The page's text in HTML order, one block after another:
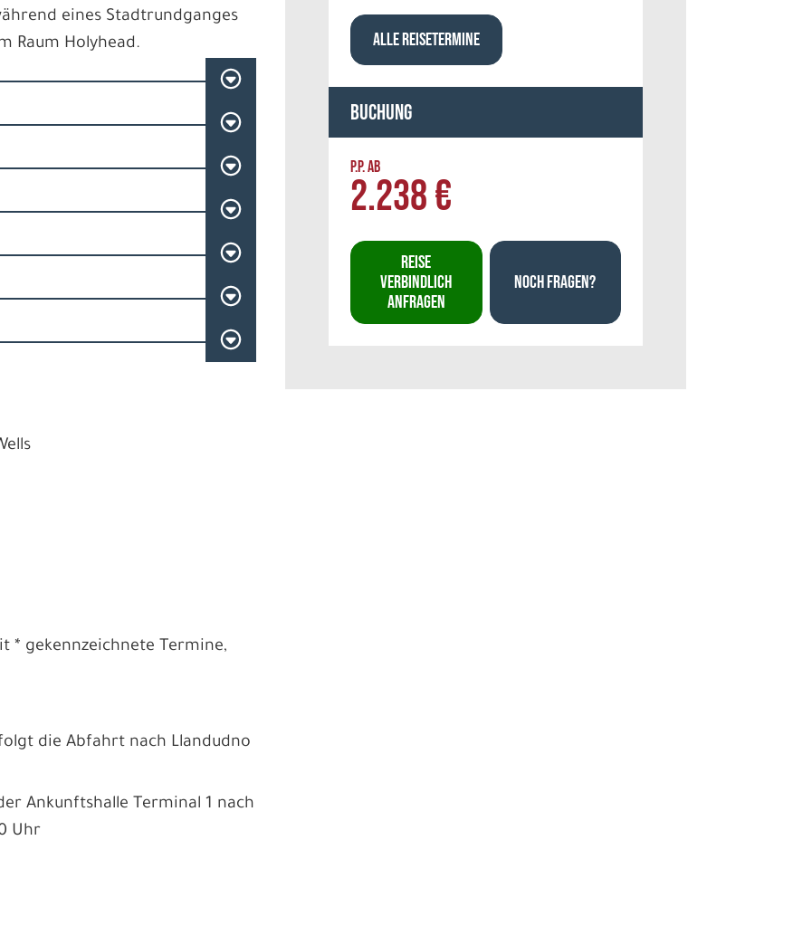
eines Stadtrundganges
Raum Holyhead.
* gekennzeichnete Termine,
die Abfahrt nach Llandudno
Ankunftshalle Terminal 1 nach
Uhr
ALLE REISETERMINE
Buchung
P.P. AB
2.238 €
REISE
VERBINDLICH
ANFRAGEN
NOCH FRAGEN?